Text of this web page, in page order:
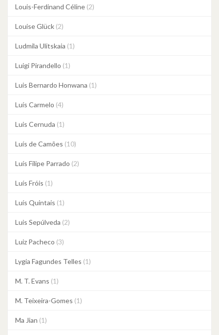
Louis-Ferdinand Céline (2)
Louise Glück (2)
Ludmila Ulitskaia (1)
Luigi Pirandello (1)
Luis Bernardo Honwana (1)
Luís Carmelo (4)
Luis Cernuda (1)
Luís de Camões (10)
Luís Filipe Parrado (2)
Luís Fróis (1)
Luís Quintais (1)
Luis Sepúlveda (2)
Luiz Pacheco (3)
Lygia Fagundes Telles (1)
M. T. Evans (1)
M. Teixeira-Gomes (1)
Ma Jian (1)